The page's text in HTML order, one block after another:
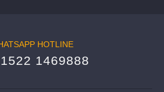
HOTLINE
1469888